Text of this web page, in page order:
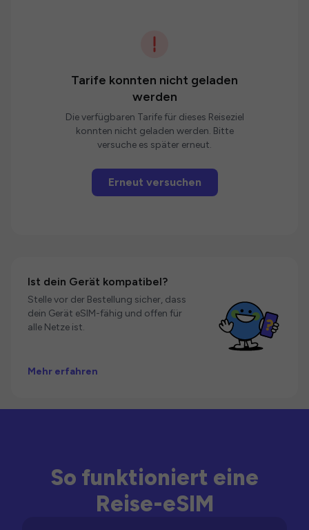
Tarife konnten nicht geladen
werden
Die verfügbaren Tarife für dieses Reiseziel
konnten nicht geladen werden. Bitte
versuche es später erneut.
Erneut versuchen
Ist dein Gerät kompatibel?
Stelle vor der Bestellung sicher, dass
dein Gerät eSIM-fähig und offen für
alle Netze ist.
Mehr erfahren
So funktioniert eine
Reise-eSIM